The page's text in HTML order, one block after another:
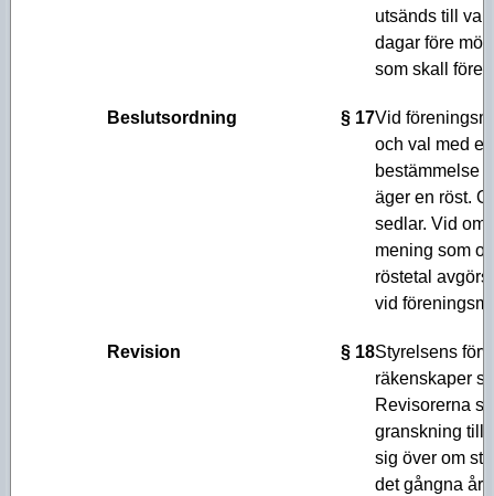
utsänds till
dagar före
som skall
Beslutsordning § 17Vid
och val med
bestämmelse
äger en röst.
sedlar. Vid
mening som
röstetal
vid
Revision § 18Styrelsens
räkenskaper
Revisorerna
granskning till
sig över om
det gångna